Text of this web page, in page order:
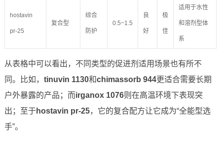
hostavin
pr-25
复合型
综合
防护
0.5~1.5
良
好
极
佳
适用于水性
和溶剂型体
系
从表格中可以看出，不同类型的促进剂适用场景也有所不
同。比如， tinuvin 1130和chimassorb 944更适合需要长期
户外暴露的产品；而irganox 1076则在高温环境下表现突
出；至于hostavin pr-25，它的复合配方让它成为“全能型选
手”。